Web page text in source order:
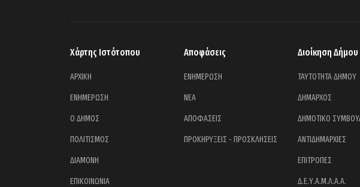
Χάρτης Ιστότοπου
ΑΡΧΙΚΗ
ΕΝΗΜΕΡΩΣΗ
Ο ΔΗΜΟΣ
ΠΟΛΙΤΙΣΜΟΣ
ΔΙΑΜΟΝΗ
ΕΠΙΚΟΙΝΩΝΙΑ
Αποφάσεις
ΕΝΗΜΕΡΩΣΗ
ΝΕΑ
ΑΠΟΦΑΣΕΙΣ
ΠΡΟΚΗΡΥΞΕΙΣ - ΠΡΟΣΚΛΗΣΕΙΣ
Διοίκηση Δήμου
ΤΑΥΤΟΤΗΤΑ ΔΗΜΟΥ
ΔΗΜΑΡΧΟΣ
ΔΗΜΟΤΙΚΟ
ΑΝΤΙΔΗΜΑΡΧΙΕΣ
ΕΠΙΤΡΟΠΕΣ
Δ.Ε.Υ.Α.Μ.Λ.Α.Α.